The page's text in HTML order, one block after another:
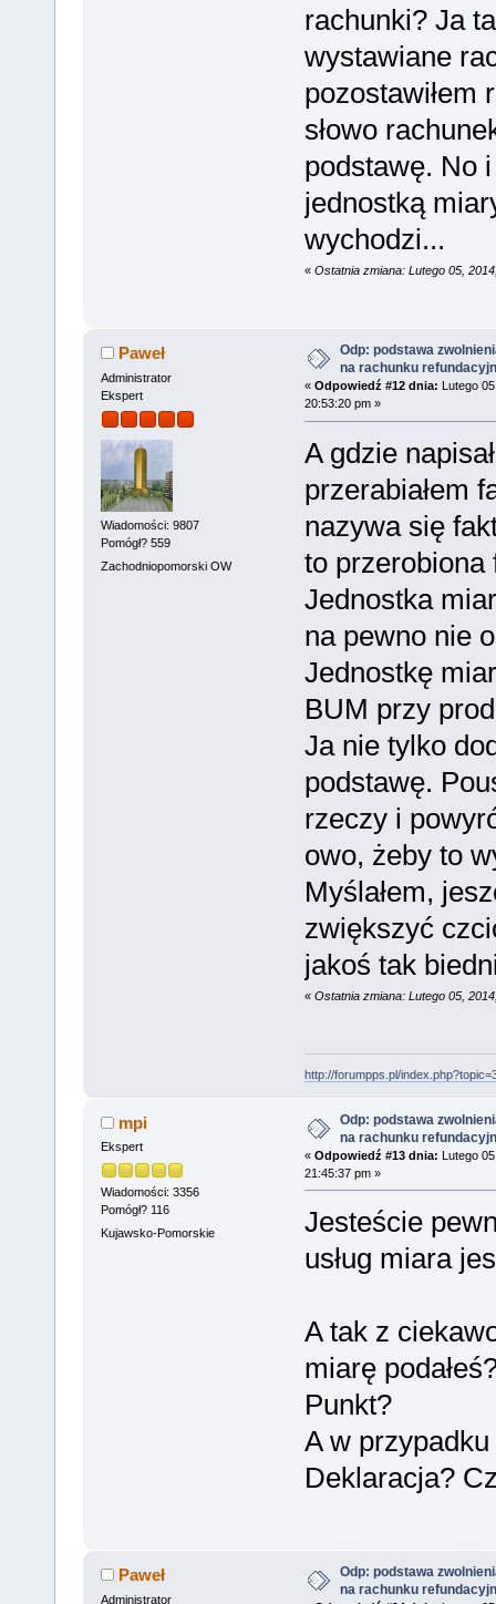
rachunki? Ja
wystawiane
pozostawiłem
słowo
podstawę. No
jednostką
wychodzi...
« Ostatnia zmiana: Lutego 05,
Paweł
Administrator
Ekspert
Wiadomości: 9807
Pomógł? 559
Zachodniopomorski OW
Odp: podstawa
na rachunku
« Odpowiedź #12 dnia: Lutego
20:53:20 pm »
A gdzie
przerabiałem
nazywa się
to
Jednostka
na pewno nie
Jednostkę
BUM przy
Ja nie tylko
podstawę.
rzeczy i
owo, żeby to
Myślałem,
zwiększyć
jakoś tak
« Ostatnia zmiana: Lutego 05,
http://forumpps.pl/
mpi
Ekspert
Wiadomości: 3356
Pomógł? 116
Kujawsko-Pomorskie
Odp: podstawa
na rachunku
« Odpowiedź #13 dnia: Lutego
21:45:37 pm »
Jesteście
usług miara
A tak z
miarę
Punkt?
A w
Deklaracja?
Paweł
Administrator
Odp: podstawa
na rachunku